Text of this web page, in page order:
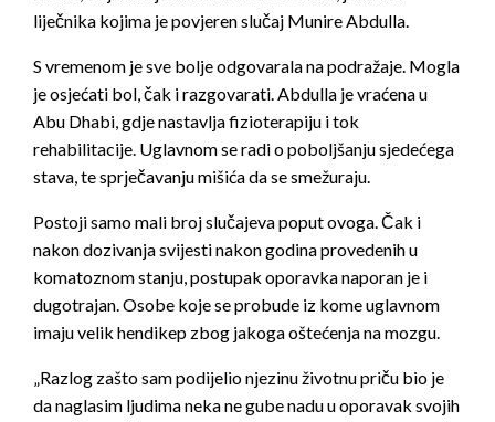
liječnika kojima je povjeren slučaj Munire Abdulla.
S vremenom je sve bolje odgovarala na podražaje. Mogla
je osjećati bol, čak i razgovarati. Abdulla je vraćena u
Abu Dhabi, gdje nastavlja fizioterapiju i tok
rehabilitacije. Uglavnom se radi o poboljšanju sjedećega
stava, te sprječavanju mišića da se smežuraju.
Postoji samo mali broj slučajeva poput ovoga. Čak i
nakon dozivanja svijesti nakon godina provedenih u
komatoznom stanju, postupak oporavka naporan je i
dugotrajan. Osobe koje se probude iz kome uglavnom
imaju velik hendikep zbog jakoga oštećenja na mozgu.
„Razlog zašto sam podijelio njezinu životnu priču bio je
da naglasim ljudima neka ne gube nadu u oporavak svojih